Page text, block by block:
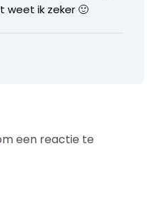
weet ik zeker 🙂
een reactie te